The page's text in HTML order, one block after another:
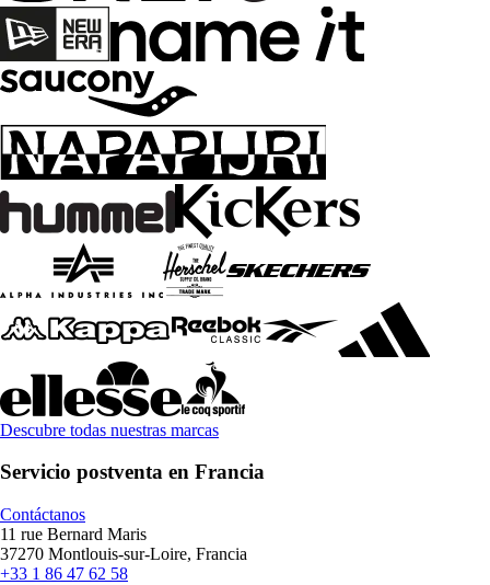
Descubre todas nuestras marcas
Servicio postventa en Francia
Contáctanos
11 rue Bernard Maris
37270 Montlouis-sur-Loire, Francia
+33 1 86 47 62 58